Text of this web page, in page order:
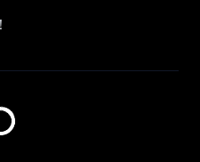
突き進む、ドンキーコン
ぎりの絶景も、唯一無二の
ができます。